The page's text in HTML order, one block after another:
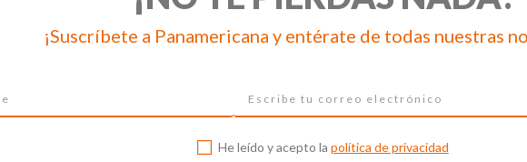
¡Suscríbete a Panamericana y entérate de todas nuestras
He leído y acepto la política de privacidad